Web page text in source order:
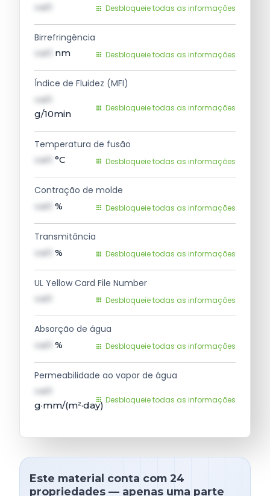
val1 Desbloqueie todas as informações
Birrefringência
val1 nm Desbloqueie todas as informações
Índice de Fluidez (MFI)
val1
g/10min
Desbloqueie todas as informações
Temperatura de fusão
val1 °C Desbloqueie todas as informações
Contração de molde
val1 % Desbloqueie todas as informações
Transmitância
val1 % Desbloqueie todas as informações
UL Yellow Card File Number
val1 Desbloqueie todas as informações
Absorção de água
val1 % Desbloqueie todas as informações
Permeabilidade ao vapor de água
val1
g·mm/(m²·day) Desbloqueie todas as informações
Este material conta com 24
propriedades — apenas uma parte